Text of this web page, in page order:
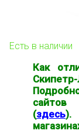
Есть в наличии
Как
сайтов
(здесь).